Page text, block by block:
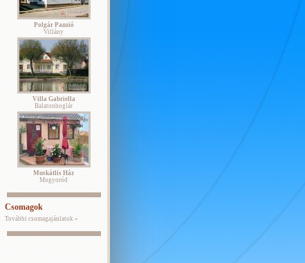
Polgár Panzió
Villány
Villa Gabriella
Balatonboglár
Muskátlis Ház
Mogyoród
Csomagok
További csomagajánlatok »